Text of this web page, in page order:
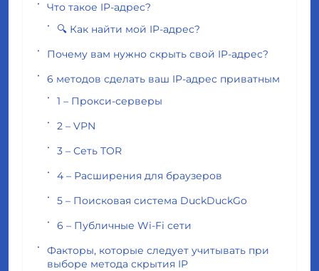
Что такое IP-адрес?
🔍 Как найти мой IP-адрес?
Почему вам нужно скрыть свой IP-адрес?
6 методов сделать ваш IP-адрес приватным
1 – Прокси-серверы
2 – VPN
3 – Сеть TOR
4 – Расширения для браузеров
5 – Поисковая система DuckDuckGo
6 – Публичные Wi-Fi сети
Факторы, которые следует учитывать при
выборе метода скрытия IP